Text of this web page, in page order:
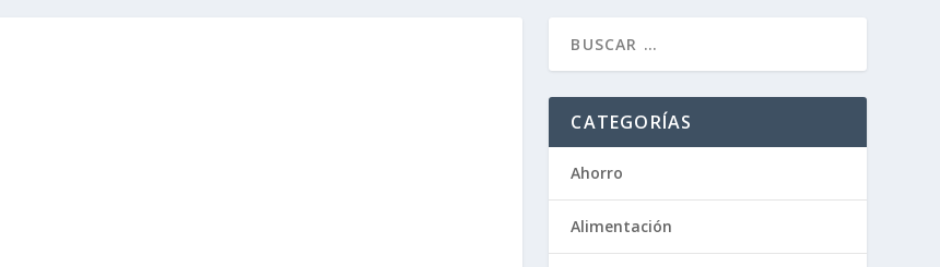
CATEGORÍAS
Ahorro
Alimentación